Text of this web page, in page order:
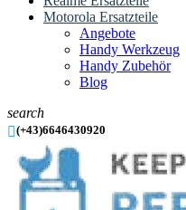
Motorola Ersatzteile
Angebote
Handy Werkzeug
Handy Zubehör
Blog
search
(+43)6646430920